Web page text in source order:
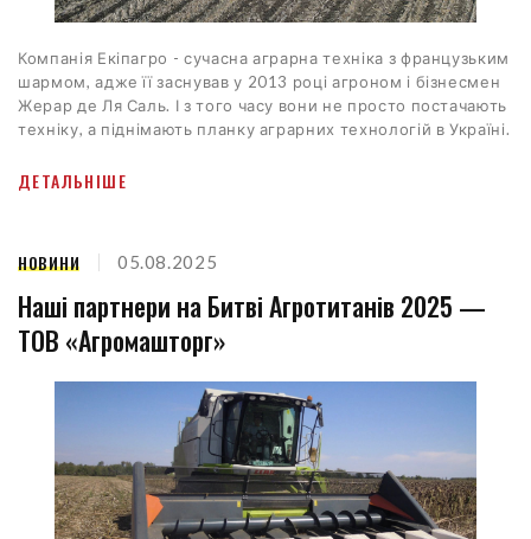
Компанія Екіпагро - сучасна аграрна техніка з французьким
шармом, адже її заснував у 2013 році агроном і бізнесмен
Жерар де Ля Саль. І з того часу вони не просто постачають
техніку, а піднімають планку аграрних технологій в Україні.
ДЕТАЛЬНІШЕ
НОВИНИ 05.08.2025
Наші партнери на Битві Агротитанів 2025 —
ТОВ «Агромашторг»